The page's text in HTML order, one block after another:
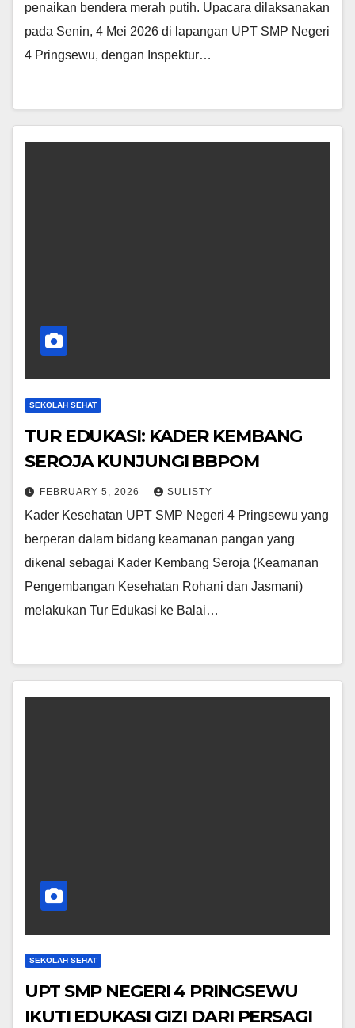
penaikan bendera merah putih. Upacara dilaksanakan
pada Senin, 4 Mei 2026 di lapangan UPT SMP Negeri
4 Pringsewu, dengan Inspektur…
SEKOLAH SEHAT
TUR EDUKASI: KADER KEMBANG
SEROJA KUNJUNGI BBPOM
FEBRUARY 5, 2026 SULISTY
Kader Kesehatan UPT SMP Negeri 4 Pringsewu yang
berperan dalam bidang keamanan pangan yang
dikenal sebagai Kader Kembang Seroja (Keamanan
Pengembangan Kesehatan Rohani dan Jasmani)
melakukan Tur Edukasi ke Balai…
SEKOLAH SEHAT
UPT SMP NEGERI 4 PRINGSEWU
IKUTI EDUKASI GIZI DARI PERSAGI